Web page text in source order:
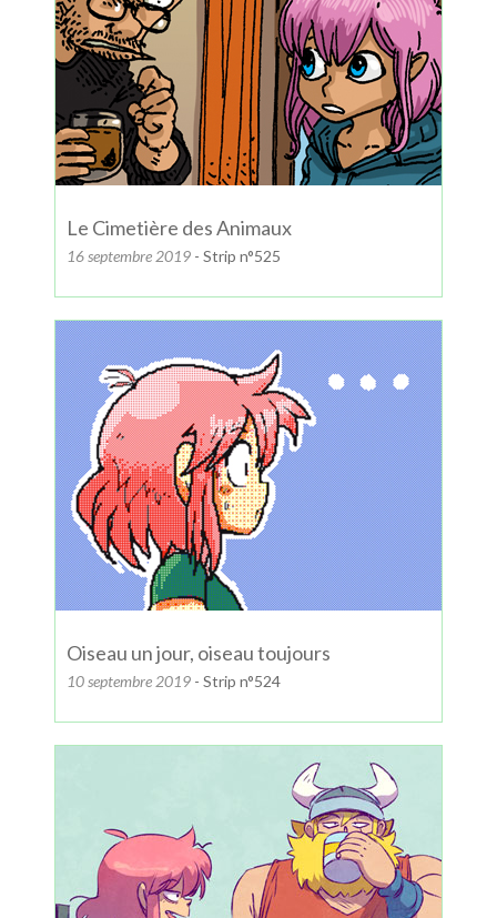
Le Cimetière des Animaux
16 septembre 2019 - Strip n°525
Oiseau un jour, oiseau toujours
10 septembre 2019 - Strip n°524